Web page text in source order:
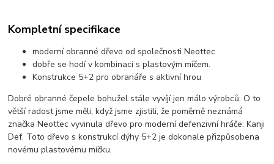
Kompletní specifikace
moderní obranné dřevo od společnosti Neottec
dobře se hodí v kombinaci s plastovým míčem.
Konstrukce 5+2 pro obranáře s aktivní hrou
Dobré obranné čepele bohužel stále vyvíjí jen málo výrobců. O to
větší radost jsme měli, když jsme zjistili, že poměrně neznámá
značka Neottec vyvinula dřevo pro moderní defenzivní hráče: Kanji
Def. Toto dřevo s konstrukcí dýhy 5+2 je dokonale přizpůsobena
novému plastovému míčku.